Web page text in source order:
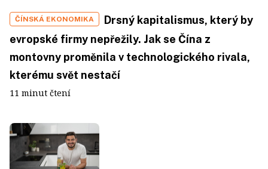
ČÍNSKÁ EKONOMIKA
Drsný kapitalismus, který by
evropské firmy nepřežily. Jak se Čína z
montovny proměnila v technologického rivala,
kterému svět nestačí
11 minut čtení